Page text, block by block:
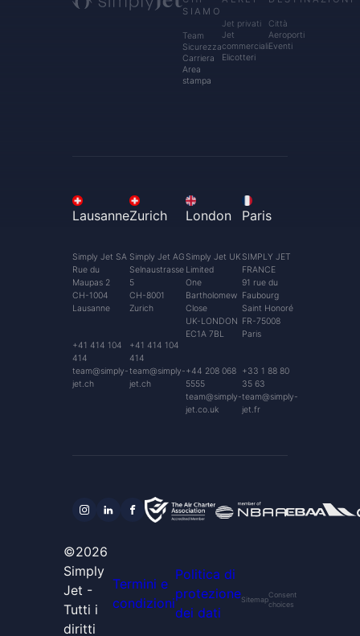
SIAMO
Team
Sicurezza
Carriera
Area
stampa
Jet privati
Jet
commerciali
Elicotteri
Città
Aeroporti
Eventi
Lausanne
Simply Jet SA
Rue du
Maupas 2
CH-1004
Lausanne
+41 414 104
414
team@simply-
jet.ch
Zurich
Simply Jet AG
Selnaustrasse
5
CH-8001
Zurich
+41 414 104
414
team@simply-
jet.ch
London
Simply Jet UK
Limited
One
Bartholomew
Close
UK-LONDON
EC1A 7BL
+44 208 068
5555
team@simply-
jet.co.uk
Paris
SIMPLY JET
FRANCE
91 rue du
Faubourg
Saint Honoré
FR-75008
Paris
+33 1 88 80
35 63
team@simply-
jet.fr
©2026
Simply
Jet -
Tutti i
diritti
Termini e
condizioni
Politica di
protezione
dei dati
Sitemap
Consent
choices